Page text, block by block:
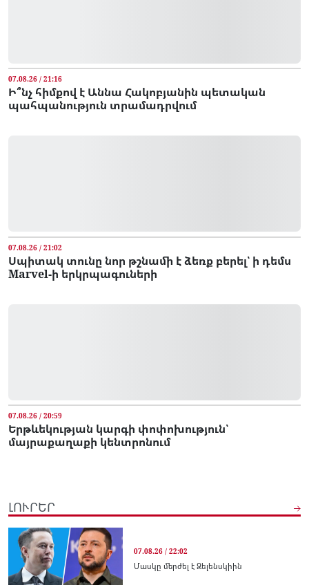
07.08.26 / 21:16
Ի՞նչ հիմքով է Աննա Հակոբյանին պետական
պահպանություն տրամադրվում
07.08.26 / 21:02
Սպիտակ տունը նոր թշնամի է ձեռք բերել՝ ի դեմս
Marvel-ի երկրպագուների
07.08.26 / 20:59
Երթևեկության կարգի փոփոխություն՝
մայրաքաղաքի կենտրոնում
ԼՈՒՐԵՐ
07.08.26 / 22:02
Մասկը մերժել է Զելենսկիին